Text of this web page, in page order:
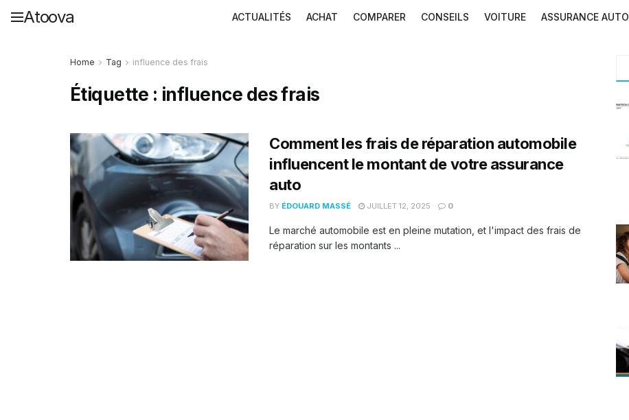
Atoova ACTUALITÉS ACHAT COMPARER CONSEILS VOITURE ASSURANCE AUTO
Home Tag influence des frais
Étiquette : influence des frais
Comment les frais de réparation automobile
influencent le montant de votre assurance
auto
BY ÉDOUARD MASSÉ JUILLET 12, 2025 0
Le marché automobile est en pleine mutation, et l'impact des frais de
réparation sur les montants ...